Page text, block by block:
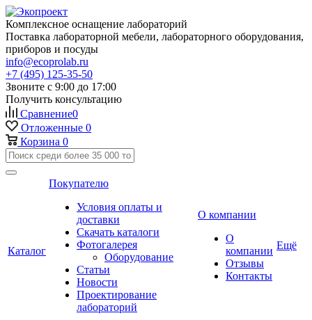
Комплексное оснащение лабораторий
Поставка лабораторной мебели, лабораторного оборудования,
приборов и посуды
info@ecoprolab.ru
+7 (495) 125-35-50
Звоните с 9:00 до 17:00
Получить консультацию
Сравнение0
Отложенные 0
Корзина 0
Каталог
Покупателю
Условия оплаты и
доставки
Скачать каталоги
Фотогалерея
Оборудование
Статьи
Новости
Проектирование
лабораторий
О компании
О
компании
Отзывы
Контакты
Ещё